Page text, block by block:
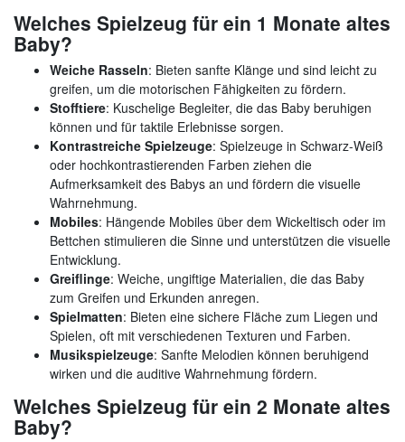
Welches Spielzeug für ein 1 Monate altes
Baby?
Weiche Rasseln: Bieten sanfte Klänge und sind leicht zu
greifen, um die motorischen Fähigkeiten zu fördern.
Stofftiere: Kuschelige Begleiter, die das Baby beruhigen
können und für taktile Erlebnisse sorgen.
Kontrastreiche Spielzeuge: Spielzeuge in Schwarz-Weiß
oder hochkontrastierenden Farben ziehen die
Aufmerksamkeit des Babys an und fördern die visuelle
Wahrnehmung.
Mobiles: Hängende Mobiles über dem Wickeltisch oder im
Bettchen stimulieren die Sinne und unterstützen die visuelle
Entwicklung.
Greiflinge: Weiche, ungiftige Materialien, die das Baby
zum Greifen und Erkunden anregen.
Spielmatten: Bieten eine sichere Fläche zum Liegen und
Spielen, oft mit verschiedenen Texturen und Farben.
Musikspielzeuge: Sanfte Melodien können beruhigend
wirken und die auditive Wahrnehmung fördern.
Welches Spielzeug für ein 2 Monate altes
Baby?